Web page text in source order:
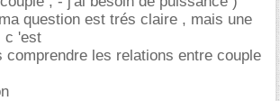
question est trés claire , mais une
c 'est
comprendre les relations entre couple